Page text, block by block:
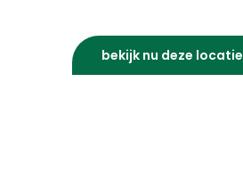
bekijk nu deze locatie